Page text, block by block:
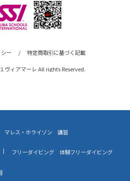
ー / 特定商取引に基づく記載
ヴィアマーレ All rights Reserved.
マレス・ホライゾン 講習
フリーダイビング 体験フリーダイビング